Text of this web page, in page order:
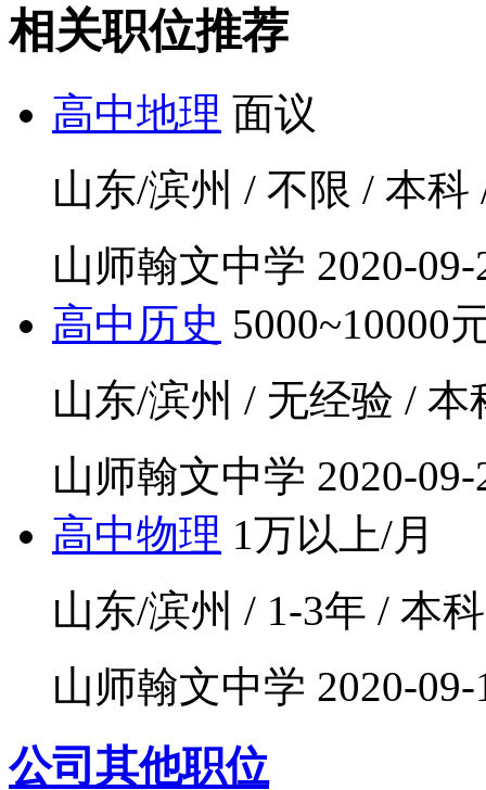
相关职位推荐
高中地理 面议
山东/滨州 / 不限 / 本科
山师翰文中学 2020-09-
高中历史 5000~10000
山东/滨州 / 无经验 / 本
山师翰文中学 2020-09-
高中物理 1万以上/月
山东/滨州 / 1-3年 / 本
山师翰文中学 2020-09-
公司其他职位